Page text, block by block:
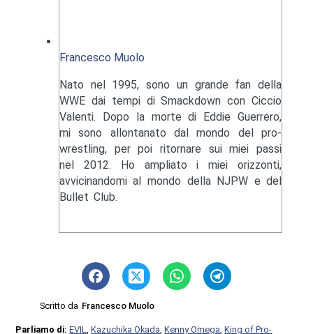
Francesco Muolo
Nato nel 1995, sono un grande fan della
WWE dai tempi di Smackdown con Ciccio
Valenti. Dopo la morte di Eddie Guerrero,
mi sono allontanato dal mondo del pro-
wrestling, per poi ritornare sui miei passi
nel 2012. Ho ampliato i miei orizzonti,
avvicinandomi al mondo della NJPW e del
Bullet Club.
Scritto da Francesco Muolo
Parliamo di:EVIL ,Kazuchika Okada ,Kenny Omega ,King of Pro-